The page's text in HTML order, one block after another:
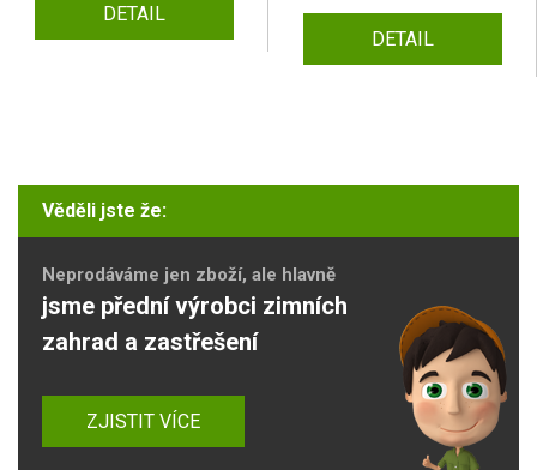
DETAIL
DETAIL
Věděli jste že:
Neprodáváme jen zboží, ale hlavně
jsme přední výrobci zimních
zahrad a zastřešení
ZJISTIT VÍCE